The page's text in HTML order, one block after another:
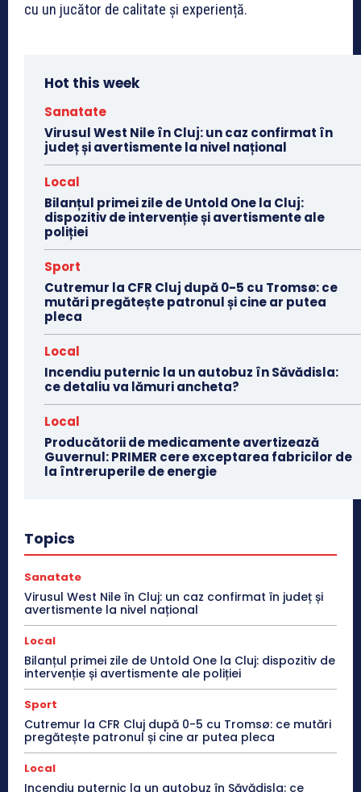
cu un jucător de calitate și experiență.
Hot this week
Sanatate
Virusul West Nile în Cluj: un caz confirmat în
județ și avertismente la nivel național
Local
Bilanțul primei zile de Untold One la Cluj:
dispozitiv de intervenție și avertismente ale
poliției
Sport
Cutremur la CFR Cluj după 0-5 cu Tromsø: ce
mutări pregătește patronul și cine ar putea
pleca
Local
Incendiu puternic la un autobuz în Săvădisla:
ce detaliu va lămuri ancheta?
Local
Producătorii de medicamente avertizează
Guvernul: PRIMER cere exceptarea fabricilor de
la întreruperile de energie
Topics
Sanatate
Virusul West Nile în Cluj: un caz confirmat în județ și
avertismente la nivel național
Local
Bilanțul primei zile de Untold One la Cluj: dispozitiv de
intervenție și avertismente ale poliției
Sport
Cutremur la CFR Cluj după 0-5 cu Tromsø: ce mutări
pregătește patronul și cine ar putea pleca
Local
Incendiu puternic la un autobuz în Săvădisla: ce